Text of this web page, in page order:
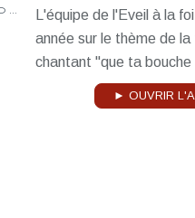
L'équipe de l'Eveil à la
année sur le thème de
chantant "que ta bouche
► OUVRIR